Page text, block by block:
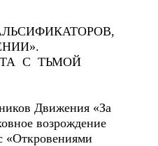
С ТЬМОЙ
Движения «За
возрождение
«Откровениями